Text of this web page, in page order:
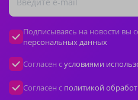
Подписываясь на новости вы
персональных данных
Согласен сусловиями
Согласен с политикой